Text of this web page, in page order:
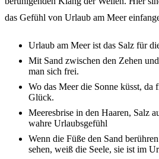
das Gefühl von Urlaub am Meer
Urlaub am Meer ist das Salz für
Mit Sand zwischen den Zehen
man sich frei.
Wo das Meer die Sonne küsst, da
Glück.
Meeres­bri­se in den Haaren, Salz
wahre Urlaubs­ge­fühl
Wenn die Füße den Sand
sehen, weiß die Seele, sie ist im